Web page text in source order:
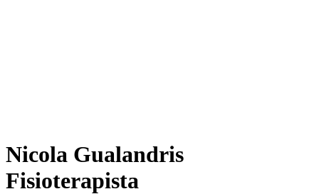
Nicola Gualandris
Fisioterapista